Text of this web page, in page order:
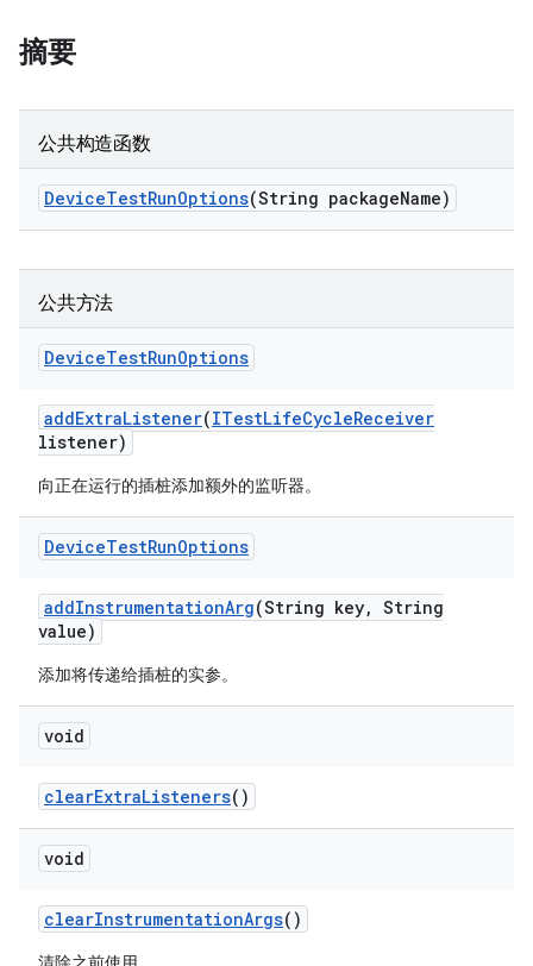
摘要
公共构造函数
DeviceTestRunOptions(String packageName)
公共方法
DeviceTestRunOptions
addExtraListener(ITestLifeCycleReceiver
listener)
向正在运行的插桩添加额外的监听器。
DeviceTestRunOptions
addInstrumentationArg(String key, String
value)
添加将传递给插桩的实参。
void
clearExtraListeners()
void
clearInstrumentationArgs()